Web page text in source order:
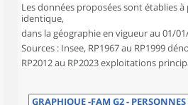
Les données proposées sont établies
identique,
dans la géographie en vigueur au 01/
Sources : Insee, RP1967 au RP1999
RP2012 au RP2023 exploitations